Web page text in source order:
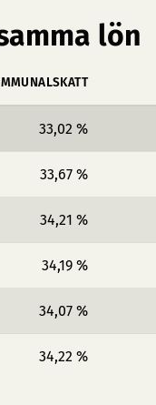
lön
33,02 %
33,67 %
34,21 %
34,19 %
34,07 %
34,22 %